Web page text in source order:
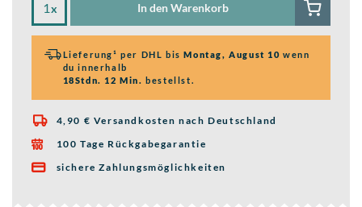
x In den Warenkorb
Lieferung¹ per DHL bisMontag, August 10 wenn
du innerhalb
18Stdn. 12 Min. bestellst.
 4,90 € Versandkosten nach Deutschland
 100 Tage Rückgabegarantie
 sichere Zahlungsmöglichkeiten